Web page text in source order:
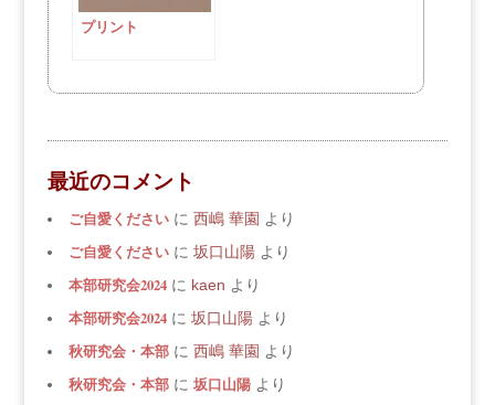
プリント
最近のコメント
ご自愛くださいに 西嶋 華園 より
ご自愛くださいに 坂口山陽より
本部研究会2024に kaen より
本部研究会2024に 坂口山陽より
秋研究会・本部に 西嶋 華園 より
秋研究会・本部に 坂口山陽より